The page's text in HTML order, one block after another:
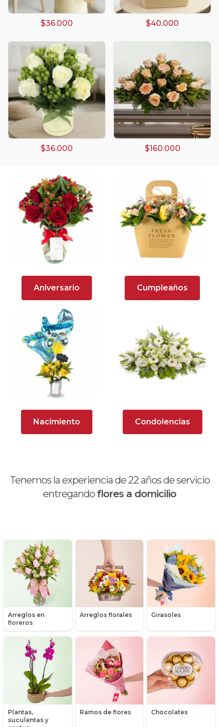
$36.000 $40.000
$36.000 $160.000
Aniversario Cumpleaños
Nacimiento Condolencias
Tenemos la experiencia de 22años de servicio
entregando flores a domicilio
Arreglos en
floreros
Arreglos florales Girasoles
Plantas,
suculentas y
Ramos de flores Chocolates
Arreglos damasco
Arreglos de Globos
Arreglos Florales
Arreglos florales amarillos
Arreglos florales de color rojo
Arreglos Florales de Cumpleaños
Arreglos florales en tono blanco
Arreglos florales en tono lila
Arreglos florales en tono naranja
Arreglos Florales para Aniversario
Arreglos florales para dar agradecimiento
Arreglos Florales para Defunciones
Arreglos Florales para Eventos
Arreglos florales románticos
Arreglos rosados
Día de la madre
Flores y Regalos de Navidad
Gerberas
Girasoles
Globos
Graduación
Hipericum
Libros
Liliums